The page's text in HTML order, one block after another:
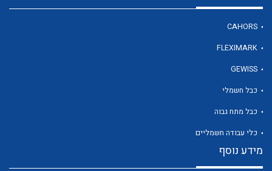
CAHORS
FLEXIMARK
GEWISS
כבל חשמלי
כבל מתח גבוה
כלי עבודה חשמליים
מידע נוסף